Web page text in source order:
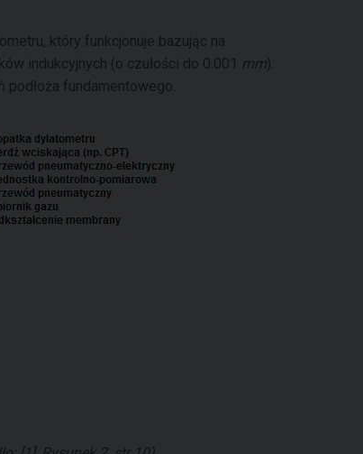
który funkcjonuje bazując na
indukcyjnych (o czułości do 0.001 mm).
fundamentowego.